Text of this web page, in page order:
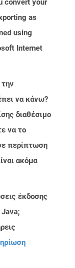
convert your
as
using
Internet
να κάνω?
διαθέσιμο
να το
περίπτωση
ακόμα
έκδοσης
Java;